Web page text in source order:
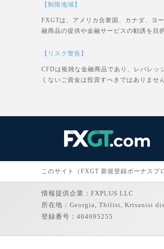
【制限地域】
FXGTは、アメリカ合衆国、カナダ、ヨ
融商品の提供や金融サービスの勧誘を目
【リスク警告】
CFDは複雑な金融商品であり、レバレッ
くないご資金は投資すべきではありま
このサイト（FXGT 新規登録ボーナス
情報提供企業：FXPLUS LLC
所在地：Georgia, Tbilisi, Krtsanisi
登録番号：404695255